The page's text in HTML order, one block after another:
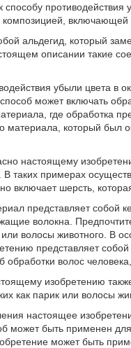
способу
композицией,
альдегид, который
описании такие
убыли цвета
может включать
где обработка
который был
настоящему
таких примерах
включает шерсть,
представляет собой
волокна.
волосы животного. В
представляет
волос
изобретению
как парик или волосы
настоящее
может быть применен
может быть